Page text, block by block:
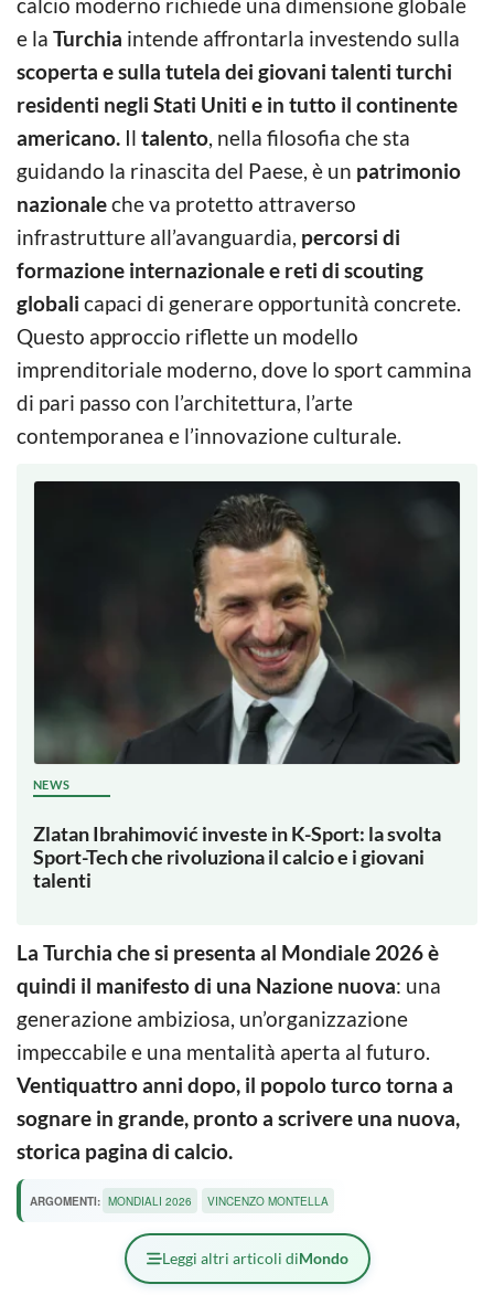
e la Turchia intende affrontarla investendo sulla
scoperta e sulla tutela dei giovani talenti turchi
residenti negli Stati Uniti e in tutto il continente
americano. Il talento , nella filosofia che sta
guidando la rinascita del Paese, è un patrimonio
nazionaleche va protetto attraverso
infrastrutture all’avanguardia, percorsi di
formazione internazionale e reti di scouting
globali capaci di generare opportunità concrete.
Questo approccio riflette un modello
imprenditoriale moderno, dove lo sport cammina
di pari passo con l’architettura, l’arte
contemporanea e l’innovazione culturale.
NEWS
Zlatan Ibrahimović investe in K-Sport: la svolta
Sport-Tech che rivoluziona il calcio e i giovani
talenti
La Turchia che si presenta al Mondiale 2026 è
quindi il manifesto di una Nazione nuova: una
generazione ambiziosa, un’organizzazione
impeccabile e una mentalità aperta al futuro.
Ventiquattro anni dopo, il popolo turco torna a
sognare in grande, pronto a scrivere una nuova,
storica pagina di calcio.
ARGOMENTI: MONDIALI 2026 VINCENZO MONTELLA
Leggi altri articoli diMondo